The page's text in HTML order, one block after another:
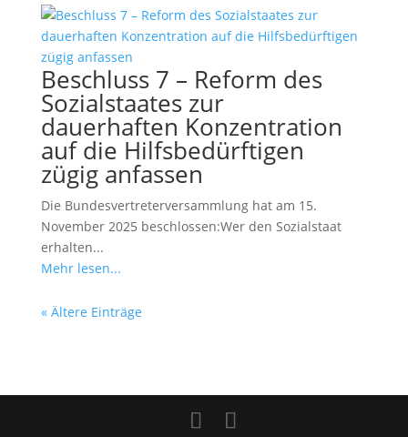
Beschluss 7 – Reform des
Sozialstaates zur
dauerhaften Konzentration
auf die Hilfsbedürftigen
zügig anfassen
Die Bundesvertreterversammlung hat am 15.
November 2025 beschlossen:Wer den Sozialstaat
erhalten...
Mehr lesen...
« Ältere Einträge